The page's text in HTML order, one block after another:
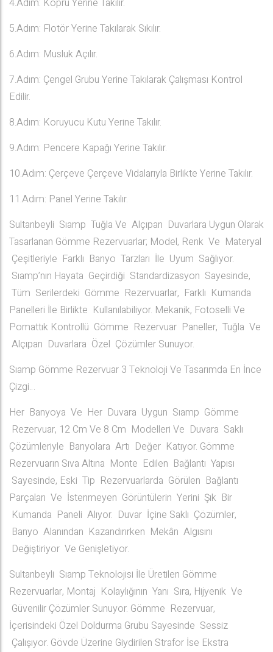
4.Adım: Köprü Yerine Takılır.
5.Adım: Flotör Yerine Takılarak Sıkılır.
6.Adım: Musluk Açılır.
7.Adım: Çengel Grubu Yerine Takılarak Çalışması Kontrol
Edilir.
8.Adım: Koruyucu Kutu Yerine Takılır.
9.Adım: Pencere Kapağı Yerine Takılır.
10.Adım: Çerçeve Çerçeve Vidalarıyla Birlikte Yerine Takılır.
11.Adım: Panel Yerine Takılır.
Sultanbeyli Sıamp Tuğla Ve Alçıpan Duvarlara Uygun Olarak
Tasarlanan Gömme Rezervuarlar; Model, Renk Ve Materyal
Çeşitleriyle Farklı Banyo Tarzları İle Uyum Sağlıyor.
Sıamp’nın Hayata Geçirdiği Standardizasyon Sayesinde,
Tüm Serilerdeki Gömme Rezervuarlar, Farklı Kumanda
Panelleri İle Birlikte Kullanılabiliyor. Mekanik, Fotoselli Ve
Pomattık Kontrollü Gömme Rezervuar Paneller, Tuğla Ve
Alçıpan Duvarlara Özel Çözümler Sunuyor.
Sıamp Gömme Rezervuar 3 Teknoloji Ve Tasarımda En İnce
Çizgi…
Her Banyoya Ve Her Duvara Uygun Sıamp Gömme
Rezervuar, 12 Cm Ve 8 Cm Modelleri Ve Duvara Saklı
Çözümleriyle Banyolara Artı Değer Katıyor. Gömme
Rezervuarın Sıva Altına Monte Edilen Bağlantı Yapısı
Sayesinde, Eski Tip Rezervuarlarda Görülen Bağlantı
Parçaları Ve İstenmeyen Görüntülerin Yerini Şık Bir
Kumanda Paneli Alıyor. Duvar İçine Saklı Çözümler,
Banyo Alanından Kazandırırken Mekân Algısını
Değiştiriyor Ve Genişletiyor.
Sultanbeyli Sıamp Teknolojisi İle Üretilen Gömme
Rezervuarlar, Montaj Kolaylığının Yanı Sıra, Hijyenik Ve
Güvenilir Çözümler Sunuyor. Gömme Rezervuar,
İçerisindeki Özel Doldurma Grubu Sayesinde Sessiz
Çalışıyor. Gövde Üzerine Giydirilen Strafor İse Ekstra